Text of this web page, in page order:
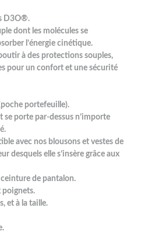
D3O®.
dont les molécules se
l’énergie cinétique.
à des protections souples,
pour un confort et une sécurité
portefeuille).
se porte par-dessus n’importe
avec nos blousons et vestes de
desquels elle s’insère grâce aux
de pantalon.
poignets.
et à la taille.